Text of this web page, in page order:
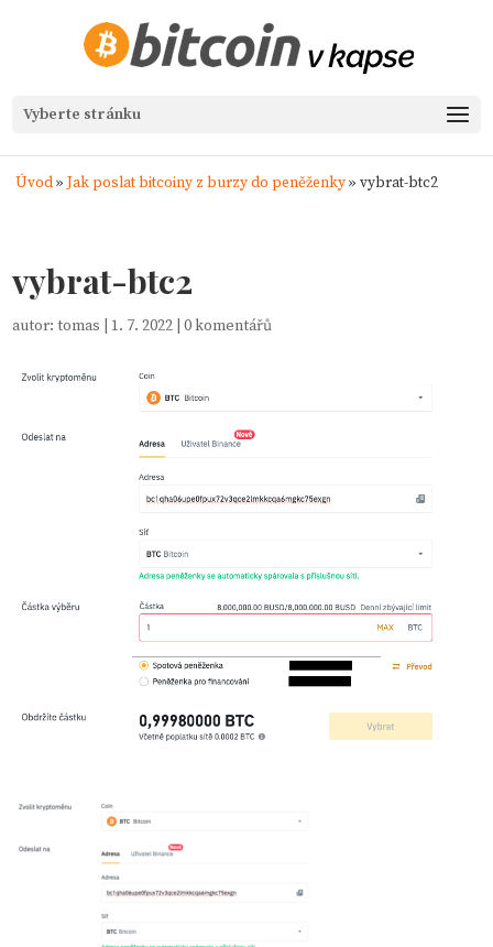
Vyberte stránku
Úvod» Jak poslat bitcoiny z burzy do peněženky» vybrat-btc2
vybrat-btc2
autor:tomas 1. 7. 2022 |0 komentářů